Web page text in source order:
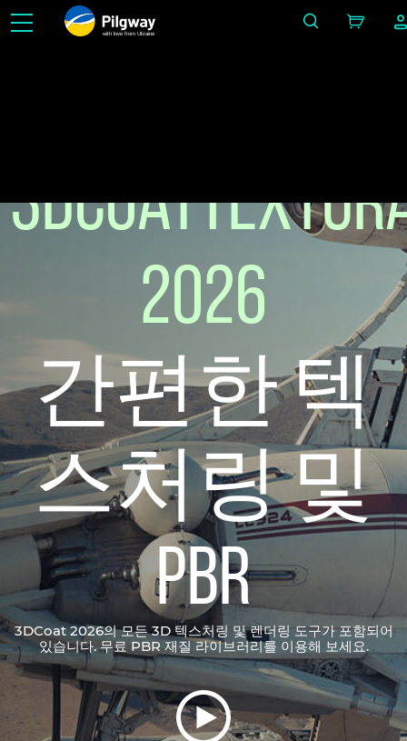
with love from Ukraine
2026
간편한 텍
스처링 및
PBR
3DCoat 2026의 모든 3D 텍스처링 및 렌더링 도구가 포함되어
있습니다. 무료 PBR 재질 라이브러리를 이용해 보세요.